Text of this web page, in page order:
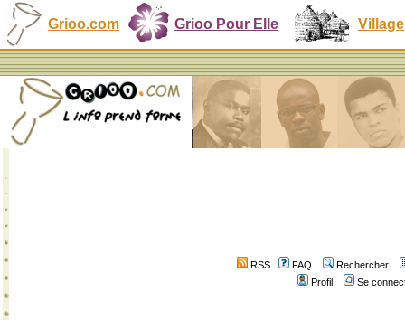
Grioo.com Grioo Pour Elle Village
RSS FAQ
Rechercher
Profil
Se